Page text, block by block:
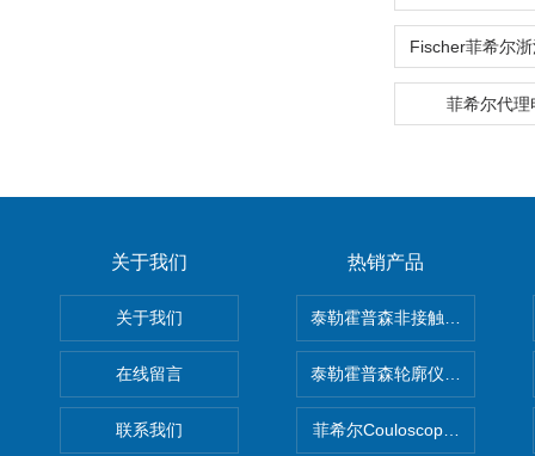
菲希尔代理
关于我们
关于我们
在线留言
联系我们
热销产品
泰勒霍普森非接触式轮廓仪
泰勒霍普森轮廓仪|TAYLOR
菲希尔Couloscope CMS2电